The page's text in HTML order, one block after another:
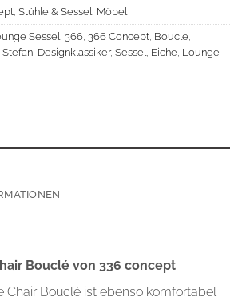
, Stühle & Sessel, Möbel
Sessel, 366, 366 Concept, Boucle,
Stefan, Designklassiker, Sessel, Eiche, Lounge
Bouclé von 336 concept
Chair Bouclé ist ebenso komfortabel